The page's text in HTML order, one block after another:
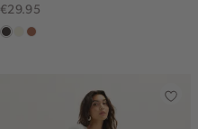
€29.95
choco
ecruterracotta